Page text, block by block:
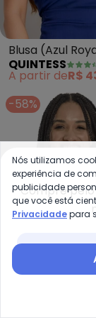
Blusa (Azul
Bengaline
QUINTESS
A partir deR$
-58%
Compre
Nós utilizamos
experiência de
publicidade
que você está
Privacidadepara